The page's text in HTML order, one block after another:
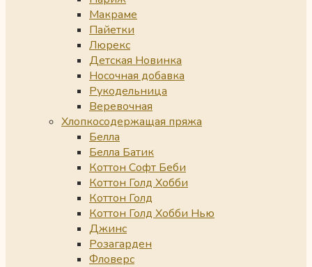
Макраме
Пайетки
Люрекс
Детская Новинка
Носочная добавка
Рукодельница
Веревочная
Хлопкосодержащая пряжа
Белла
Белла Батик
Коттон Софт Беби
Коттон Голд Хобби
Коттон Голд
Коттон Голд Хобби Нью
Джинс
Розагарден
Фловерс